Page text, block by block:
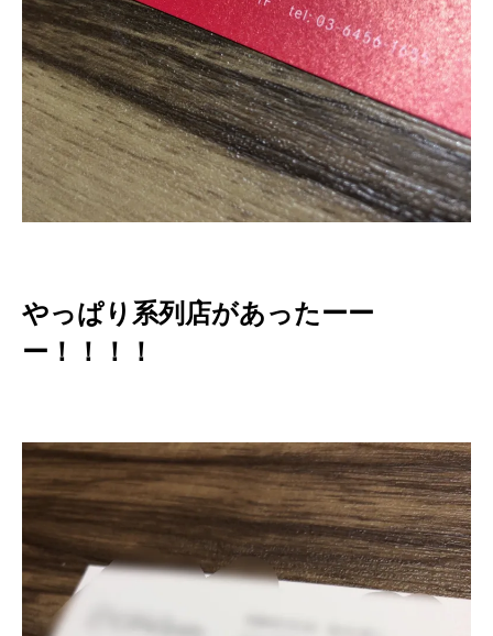
やっぱり系列店があったーー
ー！！！！